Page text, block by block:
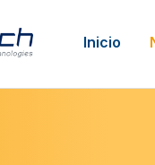
Inicio